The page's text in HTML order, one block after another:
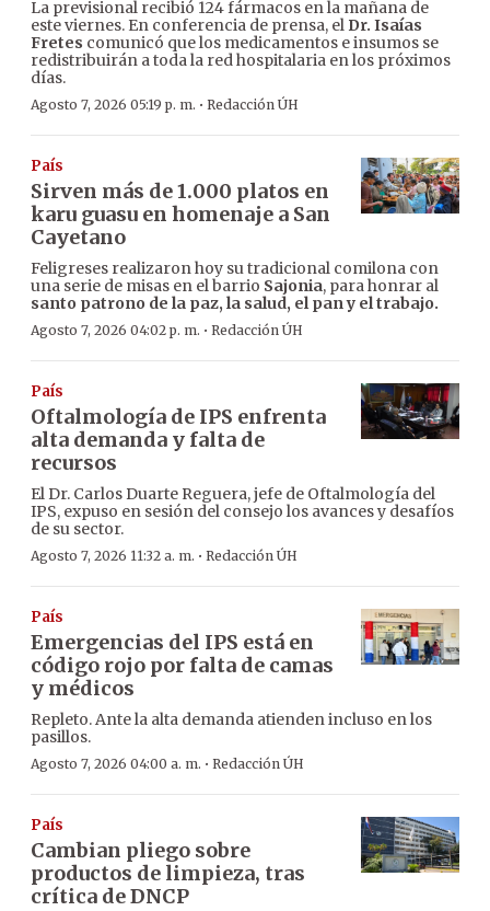
La previsional recibió 124 fármacos en la mañana de
este viernes. En conferencia de prensa, el Dr. Isaías
Fretes comunicó que los medicamentos e insumos se
redistribuirán a toda la red hospitalaria en los próximos
días.
Agosto 7, 2026 05:19 p. m. · Redacción ÚH
País
Sirven más de 1.000 platos en
karu guasu en homenaje a San
Cayetano
Feligreses realizaron hoy su tradicional comilona con
una serie de misas en el barrio Sajonia, para honrar al
santo patrono de la paz, la salud, el pan y el trabajo.
Agosto 7, 2026 04:02 p. m. · Redacción ÚH
País
Oftalmología de IPS enfrenta
alta demanda y falta de
recursos
El Dr. Carlos Duarte Reguera, jefe de Oftalmología del
IPS, expuso en sesión del consejo los avances y desafíos
de su sector.
Agosto 7, 2026 11:32 a. m. · Redacción ÚH
País
Emergencias del IPS está en
código rojo por falta de camas
y médicos
Repleto. Ante la alta demanda atienden incluso en los
pasillos.
Agosto 7, 2026 04:00 a. m. · Redacción ÚH
País
Cambian pliego sobre
productos de limpieza, tras
crítica de DNCP